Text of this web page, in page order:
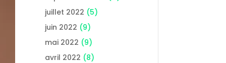
juillet 2022 (5)
juin 2022 (9)
mai 2022 (9)
avril 2022 (8)